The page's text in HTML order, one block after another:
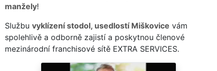
manžely!
Službu vyklízení stodol, usedlostí Miškovice vám
spolehlivě a odborně zajistí a poskytnou členové
mezinárodní franchisové sítě EXTRA SERVICES.